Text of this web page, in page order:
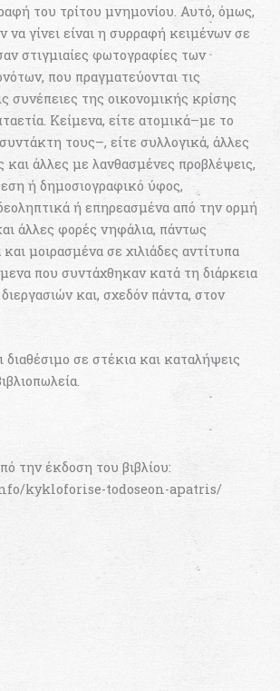
του τρίτου μνημονίου. Αυτό, όμως,
να γίνει είναι η συρραφή κειμένων σε
στιγμιαίες φωτογραφίες των
που πραγματεύονται τις
συνέπειες της οικονομικής κρίσης
Κείμενα, είτε ατομικά–με το
τους–, είτε συλλογικά, άλλες
άλλες με λανθασμένες προβλέψεις,
ή δημοσιογραφικό ύφος,
ή επηρεασμένα από την ορμή
άλλες φορές νηφάλια, πάντως
μοιρασμένα σε χιλιάδες αντίτυπα
που συντάχθηκαν κατά τη διάρκεια
και, σχεδόν πάντα, στον
διαθέσιμο σε στέκια και καταλήψεις
την έκδοση του βιβλίου:
kykloforise-todoseon-apatris/